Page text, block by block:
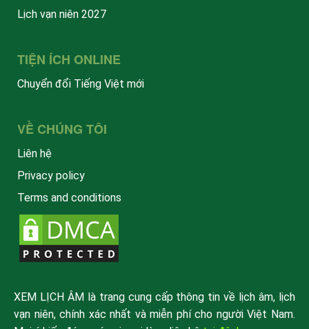
Lịch vạn niên 2027
TIỆN ÍCH ONLINE
Chuyển đổi Tiếng Việt mới
VỀ CHÚNG TÔI
Liên hệ
Privacy policy
Terms and conditions
XEM LỊCH ÂM là trang cung cấp thông tin về lịch âm, lịch
vạn niên, chính xác nhất và miễn phí cho người Việt Nam.